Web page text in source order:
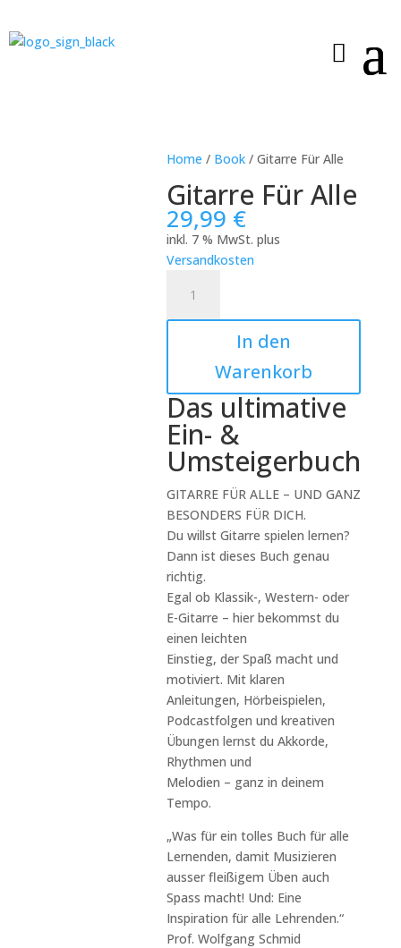
Home / Book / Gitarre Für Alle
Gitarre Für Alle
29,99 €
inkl. 7 % MwSt. plus
Versandkosten
Alle
In den
Warenkorb
Das ultimative
Ein- &
Umsteigerbuch
GITARRE FÜR ALLE – UND GANZ
BESONDERS FÜR DICH.
Du willst Gitarre spielen lernen?
Dann ist dieses Buch genau
richtig.
Egal ob Klassik-, Western- oder
E-Gitarre – hier bekommst du
einen leichten
Einstieg, der Spaß macht und
motiviert. Mit klaren
Anleitungen, Hörbeispielen,
Podcastfolgen und kreativen
Übungen lernst du Akkorde,
Rhythmen und
Melodien – ganz in deinem
Tempo.
„Was für ein tolles Buch für alle
Lernenden, damit Musizieren
ausser fleißigem Üben auch
Spass macht! Und: Eine
Inspiration für alle Lehrenden.“
Prof. Wolfgang Schmid